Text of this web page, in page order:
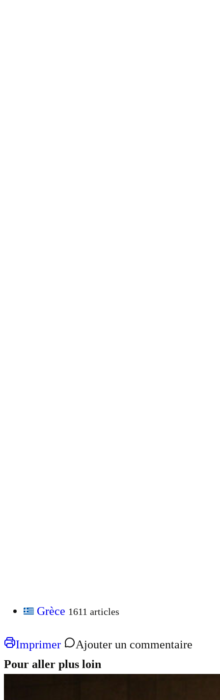
Grèce 1611 articles
Imprimer
Ajouter un commentaire
Pour aller plus loin